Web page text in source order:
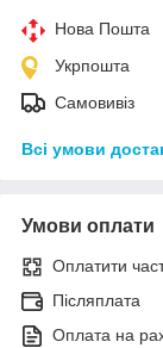
Нова Пошта
Укрпошта
Самовивіз
Всі умови
Умови оплати
Оплатити
Післяплата
Оплата на